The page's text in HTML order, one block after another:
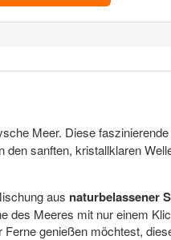
Meer. Diese
sanften, kristallklaren
aus naturbelassener
des Meeres mit nur einem
genießen möchtest,